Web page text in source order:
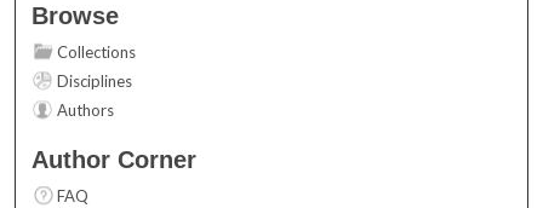
Browse
Collections
Disciplines
Authors
Author Corner
FAQ